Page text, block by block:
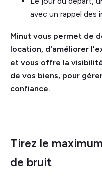
avec un rappel des
Minut vous permet de
location, d'améliorer
et vous offre la
de vos biens, pour
confiance.
Tirez le
de bruit